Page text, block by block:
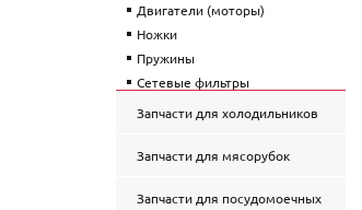
Двигатели (моторы)
Ножки
Пружины
Сетевые фильтры
Таходатчики двигателя
Запчасти для холодильников
Запчасти для мясорубок
Запчасти для посудомоечных